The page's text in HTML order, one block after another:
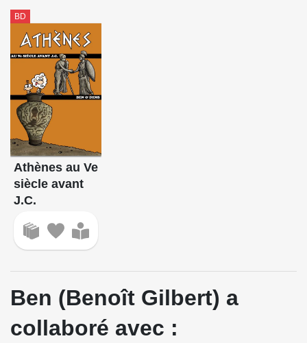
BD
Athènes au Ve
siècle avant
J.C.
Ben (Benoît Gilbert) a
collaboré avec :